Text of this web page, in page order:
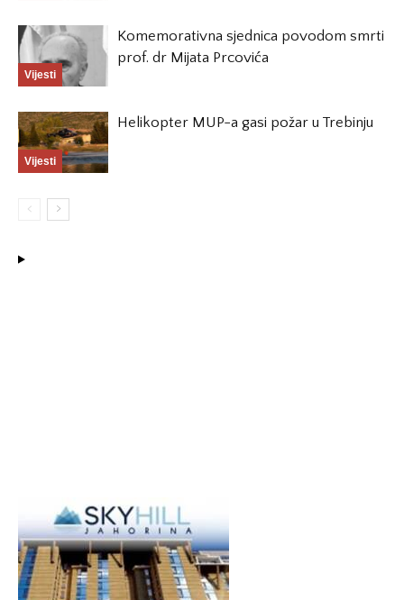
Vijesti
Komemorativna sjednica povodom smrti
prof. dr Mijata Prcovića
Vijesti
Helikopter MUP-a gasi požar u Trebinju